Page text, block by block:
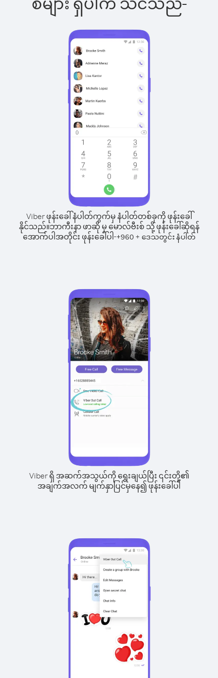
Viber ဖုန်းခေါ်နံပါတ်ကွက်မှ နံပါတ်တစ်ခုကို ဖုန်းခေါ်
နိုင်သည်။ဘာကီးနာ ဖာဆို မှ မောလ်ဗီးစ် သို့ ဖုန်းခေါ်ဆိုရန်
အောက်ပါအတိုင်း ဖုန်းခေါ်ပါ-+960+ ဒေသတွင်း နံပါတ်
Viber ရှိ အဆက်အသွယ်ကို ရွေးချယ်ပြီး ၎င်းတို့၏
အချက်အလက် မျက်နှာပြင်မှနေ၍ ဖုန်းခေါ်ပါ